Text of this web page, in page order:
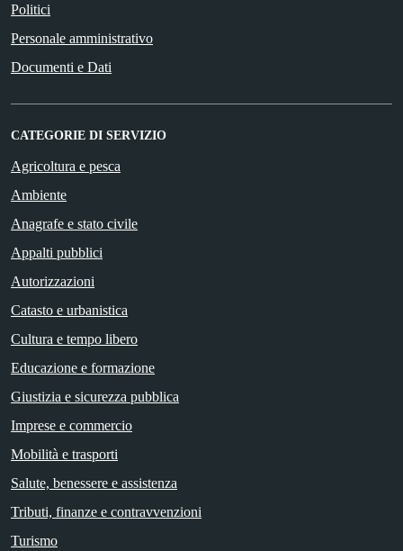
Politici
Personale amministrativo
Documenti e Dati
CATEGORIE DI SERVIZIO
Agricoltura e pesca
Ambiente
Anagrafe e stato civile
Appalti pubblici
Autorizzazioni
Catasto e urbanistica
Cultura e tempo libero
Educazione e formazione
Giustizia e sicurezza pubblica
Imprese e commercio
Mobilità e trasporti
Salute, benessere e assistenza
Tributi, finanze e contravvenzioni
Turismo